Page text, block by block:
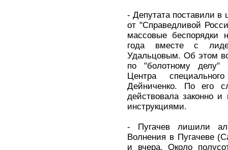
- Депутата поставили в
от "Справедливой
массовые
года вместе с
Удальцовым. Об этом
по "болотному делу"
Центра
Дейниченко. По его
действовала законно
инструкциями.
- Пугачев лишили
Волнения в Пугачеве
и вчера. Около